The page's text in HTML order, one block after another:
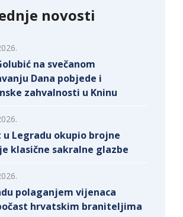
novosti
na svečanom
Dana pobjede i
zahvalnosti u Kninu
u Legradu okupio brojne
klasične sakralne glazbe
polaganjem vijenaca
hrvatskim braniteljima